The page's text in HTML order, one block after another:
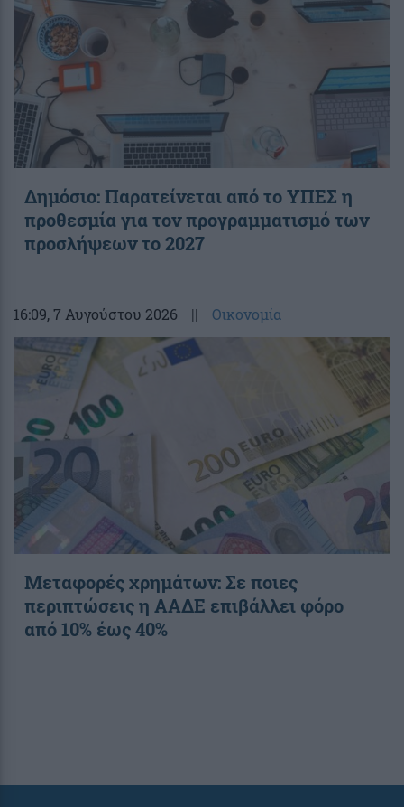
Δημόσιο: Παρατείνεται από το ΥΠΕΣ η
προθεσμία για τον προγραμματισμό των
προσλήψεων το 2027
16:09, 7 Αυγούστου 2026 || Οικονομία
Μεταφορές χρημάτων: Σε ποιες
περιπτώσεις η ΑΑΔΕ επιβάλλει φόρο
από 10% έως 40%